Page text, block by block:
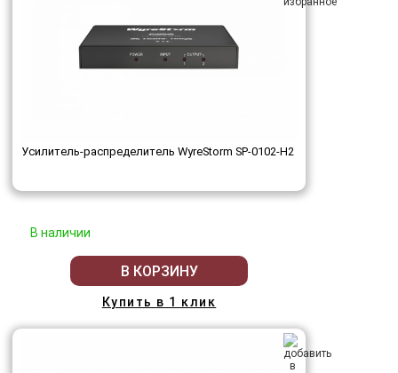
Усилитель-распределитель WyreStorm SP-0102-H2
В наличии
В КОРЗИНУ
Купить в 1 клик